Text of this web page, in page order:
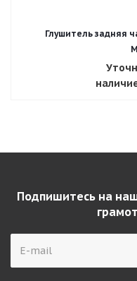
Глушитель задняя
Подпишитесь на